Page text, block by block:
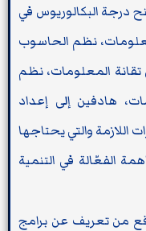
درجة البكالوريوس في
نظم الحاسوب
المعلومات، نظم
هادفين إلى إعداد
اللازمة والتي يحتاجها
الفعّالة في التنمية
من تعريف عن برامج